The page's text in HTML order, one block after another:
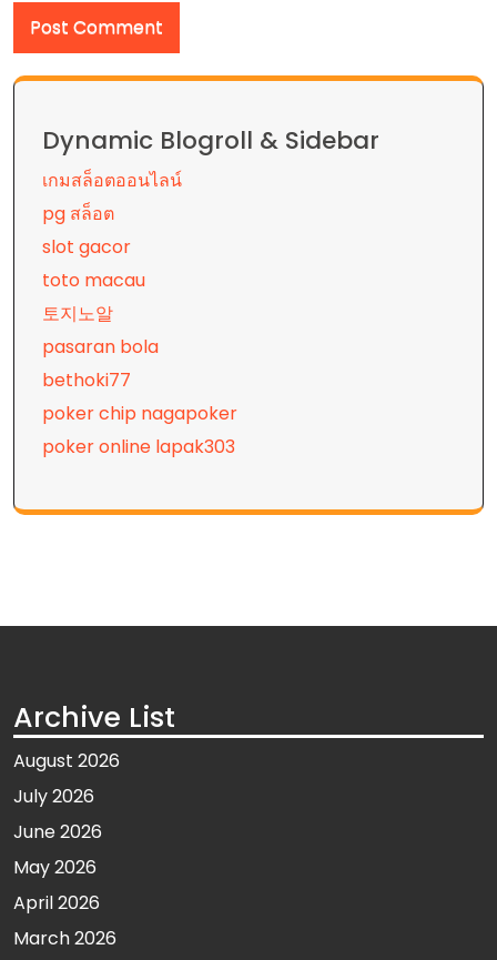
Dynamic Blogroll & Sidebar
เกมสล็อตออนไลน์
pg สล็อต
slot gacor
toto macau
토지노알
pasaran bola
bethoki77
poker chip nagapoker
poker online lapak303
Archive List
August 2026
July 2026
June 2026
May 2026
April 2026
March 2026